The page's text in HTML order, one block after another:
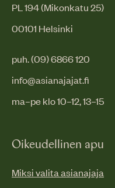
PL 194 (Mikonkatu 25)
00101 Helsinki
puh. (09) 6866 120
info@asianajajat.fi
ma–pe klo 10–12, 13–15
Oikeudellinen apu
Miksi valita asianajaja